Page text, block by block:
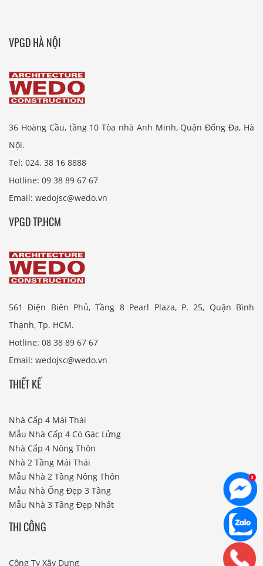
VPGD HÀ NỘI
36 Hoàng Cầu, tầng 10 Tòa nhà Anh Minh, Quận Đống Đa, Hà
Nội.
Tel: 024. 38 16 8888
Hotline: 09 38 89 67 67
Email: wedojsc@wedo.vn
VPGD TP.HCM
561 Điện Biên Phủ, Tầng 8 Pearl Plaza, P. 25, Quận Bình
Thạnh, Tp. HCM.
Hotline: 08 38 89 67 67
Email: wedojsc@wedo.vn
THIẾT KẾ
Nhà Cấp 4 Mái Thái
Mẫu Nhà Cấp 4 Có Gác Lửng
Nhà Cấp 4 Nông Thôn
Nhà 2 Tầng Mái Thái
Mẫu Nhà 2 Tầng Nông Thôn
Mẫu Nhà Ống Đẹp 3 Tầng
Mẫu Nhà 3 Tầng Đẹp Nhất
THI CÔNG
Công Ty Xây Dựng